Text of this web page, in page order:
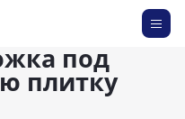
под
плитку